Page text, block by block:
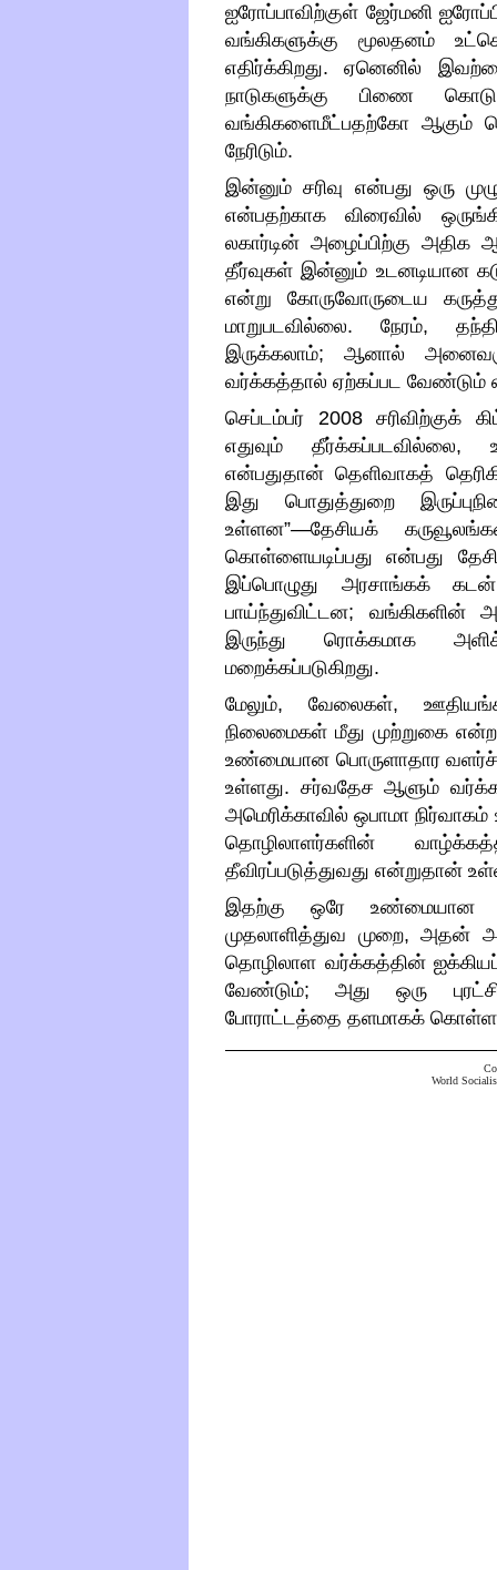
ஐரோப்பாவிற்குள் ஜேர்மனி
வங்கிகளுக்கு மூலதனம்
எதிர்க்கிறது.ஏனெனில்
நாடுகளுக்கு பிணை
வங்கிகளைமீட்பதற்கோ ஆகும்
நேரிடும்.
இன்னும் சரிவு என்பது ஒரு
என்பதற்காக விரைவில்
லகார்டின் அழைப்பிற்கு அதிக
தீர்வுகள் இன்னும் உடனடியான
என்று கோருவோருடைய
மாறுபடவில்லை. நேரம்,
இருக்கலாம்;ஆனால்
வர்க்கத்தால் ஏற்கப்பட வேண்டும்
செப்டம்பர் 2008சரிவிற்குக்
எதுவும் தீர்க்கப்படவில்லை,
என்பதுதான் தெளிவாகத்
இது பொதுத்துறை
உள்ளன”—தேசியக்
கொள்ளையடிப்பது என்பது
இப்பொழுது அரசாங்கக் கடன்
பாய்ந்துவிட்டன; வங்கிகளின்
இருந்து ரொக்கமாக
மறைக்கப்படுகிறது.
மேலும்,வேலைகள்,
நிலைமைகள் மீது முற்றுகை என்ற
உண்மையான பொருளாதார
உள்ளது. சர்வதேச ஆளும்
அமெரிக்காவில் ஒபாமா நிர்வாகம்
தொழிலாளர்களின்
தீவிரப்படுத்துவது என்றுதான்
இதற்கு ஒரே உண்மையான
முதலாளித்துவ முறை,அதன்
தொழிலாள வர்க்கத்தின்
வேண்டும்;அது ஒரு
போராட்டத்தை தளமாகக்
World